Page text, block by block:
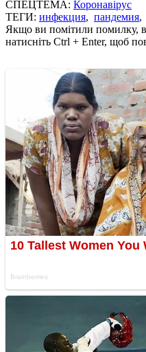
СПЕЦТЕМА: Коронавірус
ТЕГИ: инфекция, пандемия,
Якщо ви помітили помилку,
натисніть Ctrl + Enter, щоб